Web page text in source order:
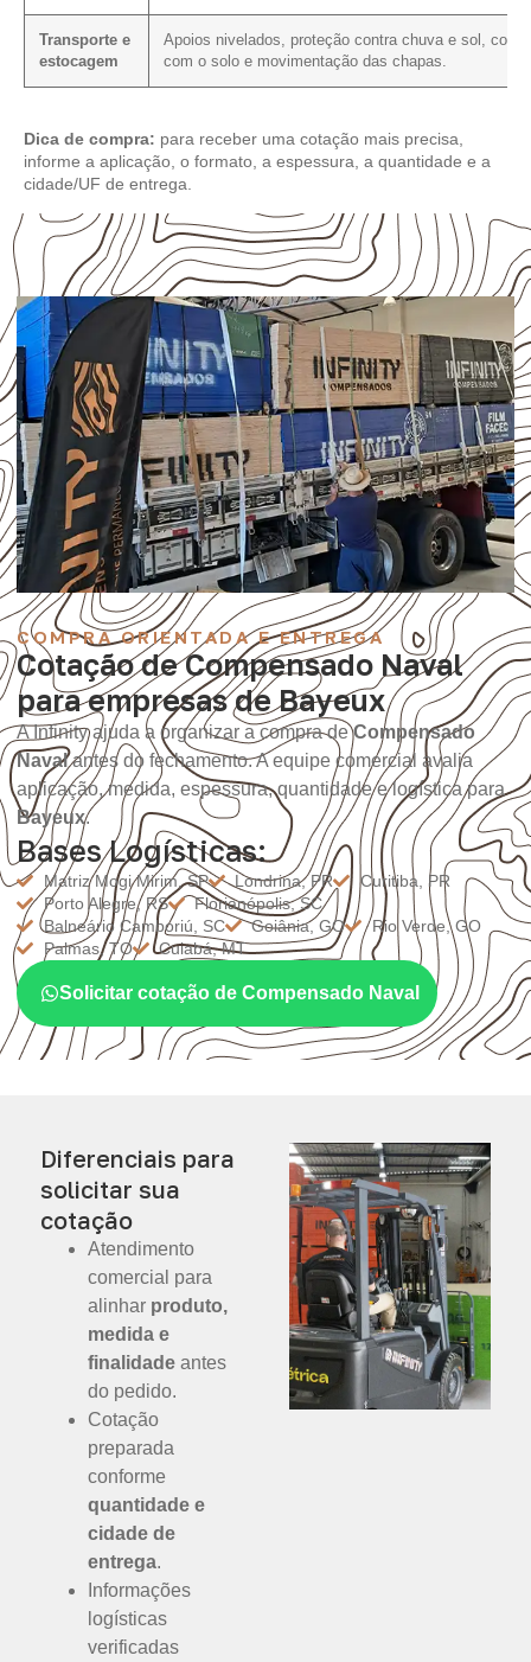
Transporte e
estocagem
Apoios nivelados, proteção contra chuva e sol,
com o solo e movimentação das chapas.
Dica de compra: para receber uma cotação mais precisa,
informe a aplicação, o formato, a espessura, a quantidade e a
cidade/UF de entrega.
COMPRA ORIENTADA E ENTREGA
Cotação de Compensado Naval
para empresas de Bayeux
A Infinity ajuda a organizar a compra deCompensado
Navalantes do fechamento. A equipe comercial avalia
aplicação, medida, espessura, quantidade e logística para
Bayeux.
Bases Logísticas:
Matriz Mogi Mirim, SP Londrina, PR
Curitiba, PR
Porto Alegre, RS
Florianópolis, SC
Balneário Camboriú, SC
Goiânia, GO
Rio Verde, GO
Palmas, TO
Cuiabá, MT
Solicitar cotação de Compensado Naval
Diferenciais para
solicitar sua
cotação
Atendimento
comercial para
alinhar produto,
medida e
finalidade antes
do pedido.
Cotação
preparada
conforme
quantidade e
cidade de
entrega.
Informações
logísticas
verificadas